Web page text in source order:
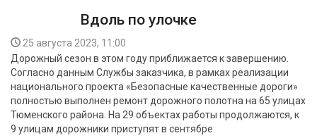
Вдоль по улочке
25 августа 2023, 11:00
Дорожный сезон в этом году приближается к завершению.
Согласно данным Службы заказчика, в рамках реализации
национального проекта «Безопасные качественные дороги»
полностью выполнен ремонт дорожного полотна на 65 улицах
Тюменского района. На 29 объектах работы продолжаются, к
9 улицам дорожники приступят в сентябре.